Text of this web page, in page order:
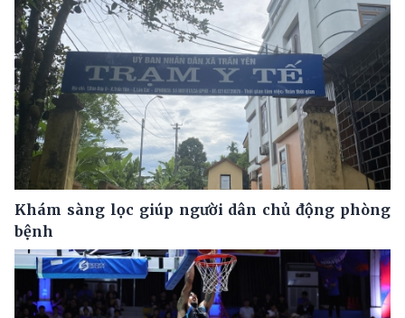
Khám sàng lọc giúp người dân chủ động phòng
bệnh